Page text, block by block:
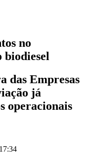
no
biodiesel
das Empresas
já
operacionais